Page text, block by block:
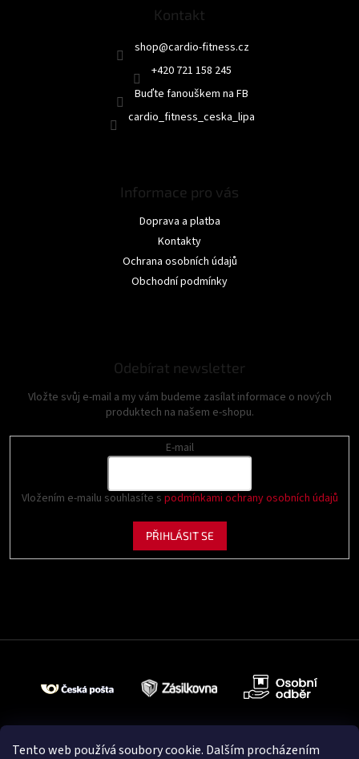
Tento web používá soubory cookie. Dalším procházením
Kontakt
shop@cardio-fitness.cz
+420 721 158 245
Buďte fanouškem na FB
cardio_fitness_ceska_lipa
Informace pro vás
Doprava a platba
Kontakty
Ochrana osobních údajů
Obchodní podmínky
Odebírat newsletter
Vložte svůj e-mail a my vám budeme zasílat informace o nových
produktech na našem e-shopu.
E-mail
Vložením e-mailu souhlasíte s podmínkami ochrany osobních údajů
PŘIHLÁSIT SE